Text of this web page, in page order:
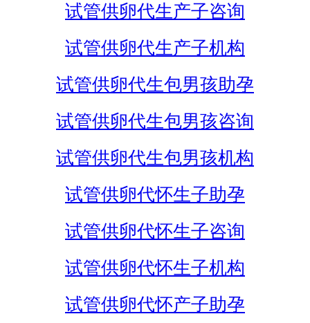
试管供卵代生产子咨询
试管供卵代生产子机构
试管供卵代生包男孩助孕
试管供卵代生包男孩咨询
试管供卵代生包男孩机构
试管供卵代怀生子助孕
试管供卵代怀生子咨询
试管供卵代怀生子机构
试管供卵代怀产子助孕